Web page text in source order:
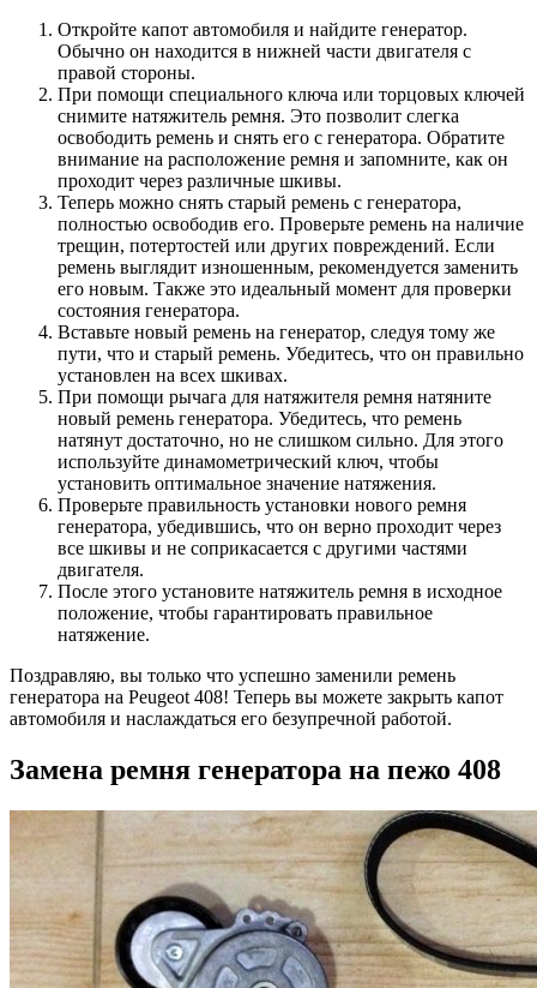
Откройте капот автомобиля и найдите генератор.
Обычно он находится в нижней части двигателя с
правой стороны.
При помощи специального ключа или торцовых ключей
снимите натяжитель ремня. Это позволит слегка
освободить ремень и снять его с генератора. Обратите
внимание на расположение ремня и запомните, как он
проходит через различные шкивы.
Теперь можно снять старый ремень с генератора,
полностью освободив его. Проверьте ремень на наличие
трещин, потертостей или других повреждений. Если
ремень выглядит изношенным, рекомендуется заменить
его новым. Также это идеальный момент для проверки
состояния генератора.
Вставьте новый ремень на генератор, следуя тому же
пути, что и старый ремень. Убедитесь, что он правильно
установлен на всех шкивах.
При помощи рычага для натяжителя ремня натяните
новый ремень генератора. Убедитесь, что ремень
натянут достаточно, но не слишком сильно. Для этого
используйте динамометрический ключ, чтобы
установить оптимальное значение натяжения.
Проверьте правильность установки нового ремня
генератора, убедившись, что он верно проходит через
все шкивы и не соприкасается с другими частями
двигателя.
После этого установите натяжитель ремня в исходное
положение, чтобы гарантировать правильное
натяжение.
Поздравляю, вы только что успешно заменили ремень
генератора на Peugeot 408! Теперь вы можете закрыть капот
автомобиля и наслаждаться его безупречной работой.
Замена ремня генератора на пежо 408